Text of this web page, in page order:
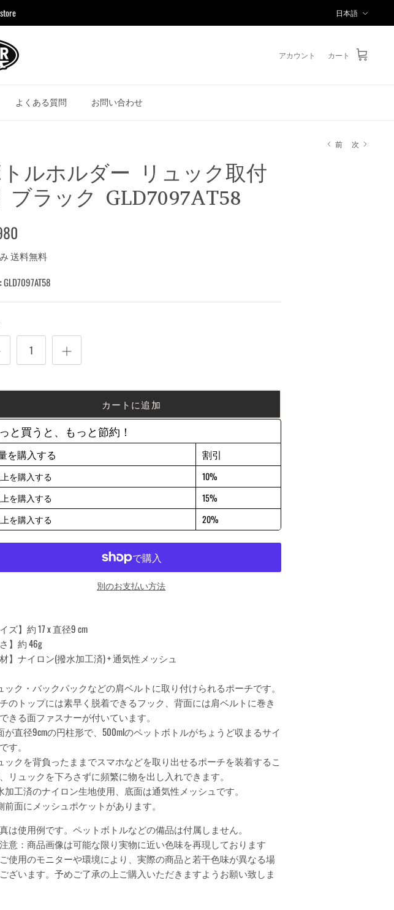
語
日本語
アカウント カート
よくある質問 お問い合わせ
前 次
ルホルダー リュック取付
ブラック GLD7097AT58
送料無料
GLD7097AT58
カートに追加
と買うと、もっと節約！
を購入する 割引
を購入する
10%
を購入する
15%
を購入する
20%
別のお支払い方法
イズ】約 17 x 直径9 cm
さ】約 46g
材】ナイロン(撥水加工済) + 通気性メッシュ
ック・バックパックなどの肩ベルトに取り付けられるポーチです。
のトップには素早く脱着できるフック、背面には肩ベルトに巻き
きる面ファスナーが付いています。
が直径9cmの円柱形で、500mlのペットボトルがちょうど収まるサイ
す。
ックを背負ったままでスマホなどを取り出せるポーチを装着するこ
リュックを下ろさずに頻繁に物を出し入れできます。
加工済のナイロン生地使用、底面は通気性メッシュです。
前面にメッシュポケットがあります。
は使用例です。ペットボトルなどの備品は付属しません。
意：商品画像は可能な限り実物に近い色味を再現しております
使用のモニターや環境により、実際の商品と若干色味が異なる場
ざいます。予めご了承の上ご購入いただきますようお願い致しま